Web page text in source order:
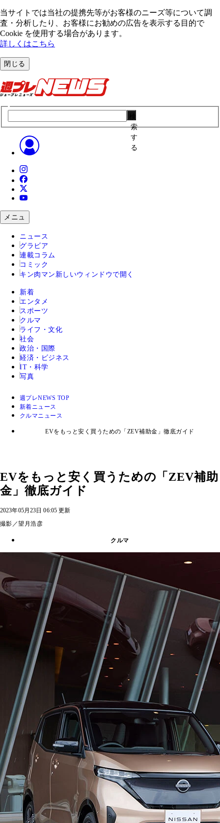
当サイトでは当社の提携先等がお客様のニーズ等について調
査・分析したり、お客様にお勧めの広告を表⽰する⽬的で
Cookie を使⽤する場合があります。
詳しくはこちら
閉じる
索
す
る
メニュ
ニュース
グラビア
連載コラム
コミック
キン肉マン 新しいウィンドウで開く
新着
エンタメ
スポーツ
クルマ
ライフ・文化
社会
政治・国際
経済・ビジネス
IT・科学
写真
週プレNEWS TOP
新着ニュース
クルマニュース
EVをもっと安く買うための「ZEV補助金」徹底ガイド
EVをもっと安く買うための「ZEV補助
金」徹底ガイド
2023年05月23日 06:05 更新
撮影／望月浩彦
クルマ